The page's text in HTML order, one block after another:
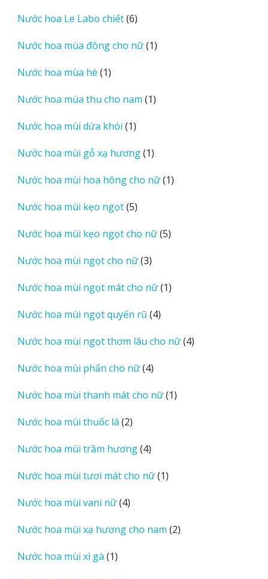
Nước hoa Le Labo chiết 66
phẩm
Nước hoa mùa đông cho nữ 11
Nước hoa mùa hè 11
phẩm
Nước hoa mùa thu cho nam 11
Nước hoa mùi dứa khói 11
phẩm
Nước hoa mùi gỗ xạ hương 11
phẩm
Nước hoa mùi hoa hông cho nữ 11
Nước hoa mùi kẹo ngọt 55
phẩm
Nước hoa mùi kẹo ngọt cho nữ 55
Nước hoa mùi ngọt cho nữ 33
phẩm
Nước hoa mùi ngọt mát cho nữ 11
Nước hoa mùi ngọt quyến rũ 44
phẩm
Nước hoa mùi ngọt thơm lâu cho nữ 44
Nước hoa mùi phấn cho nữ 44
phẩm
Nước hoa mùi thanh mát cho nữ 11
Nước hoa mùi thuốc lá 22
phẩm
Nước hoa mùi trầm hương 44
phẩm
Nước hoa mùi tươi mát cho nữ 11
Nước hoa mùi vani nữ 44
phẩm
Nước hoa mùi xạ hương cho nam 22
Nước hoa mùi xì gà 11